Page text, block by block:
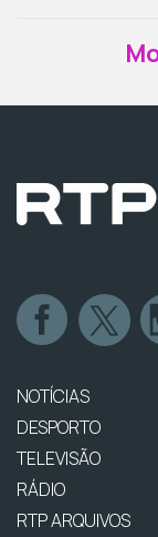
NOTÍCIAS
DESPORTO
TELEVISÃO
RÁDIO
RTP ARQUIVOS